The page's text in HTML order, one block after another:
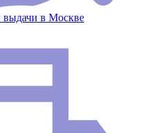
выдачи в Москве